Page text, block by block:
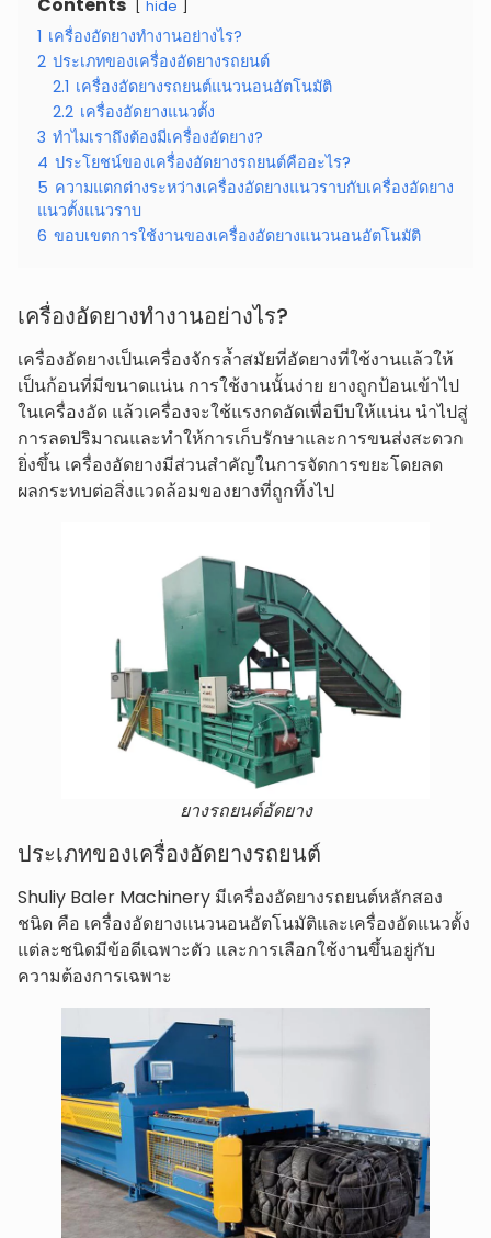
hide
1 เครื่องอัดยางทำงานอย่างไร?
2 ประเภทของเครื่องอัดยางรถยนต์
2.1 เครื่องอัดยางรถยนต์แนวนอนอัตโนมัติ
2.2 เครื่องอัดยางแนวตั้ง
3 ทำไมเราถึงต้องมีเครื่องอัดยาง?
4 ประโยชน์ของเครื่องอัดยางรถยนต์คืออะไร?
5 ความแตกต่างระหว่างเครื่องอัดยางแนวราบกับเครื่องอัดยาง
แนวตั้งแนวราบ
6 ขอบเขตการใช้งานของเครื่องอัดยางแนวนอนอัตโนมัติ
เครื่องอัดยางทำงานอย่างไร?
เครื่องอัดยางเป็นเครื่องจักรล้ำสมัยที่อัดยางที่ใช้งานแล้วให้
เป็นก้อนที่มีขนาดแน่น การใช้งานนั้นง่าย ยางถูกป้อนเข้าไป
ในเครื่องอัด แล้วเครื่องจะใช้แรงกดอัดเพื่อบีบให้แน่น นำไปสู่
การลดปริมาณและทำให้การเก็บรักษาและการขนส่งสะดวก
ยิ่งขึ้น เครื่องอัดยางมีส่วนสำคัญในการจัดการขยะโดยลด
ผลกระทบต่อสิ่งแวดล้อมของยางที่ถูกทิ้งไป
ยางรถยนต์อัดยาง
ประเภทของเครื่องอัดยางรถยนต์
Shuliy Baler Machinery มีเครื่องอัดยางรถยนต์หลักสอง
ชนิด คือ เครื่องอัดยางแนวนอนอัตโนมัติและเครื่องอัดแนวตั้ง
แต่ละชนิดมีข้อดีเฉพาะตัว และการเลือกใช้งานขึ้นอยู่กับ
ความต้องการเฉพาะ